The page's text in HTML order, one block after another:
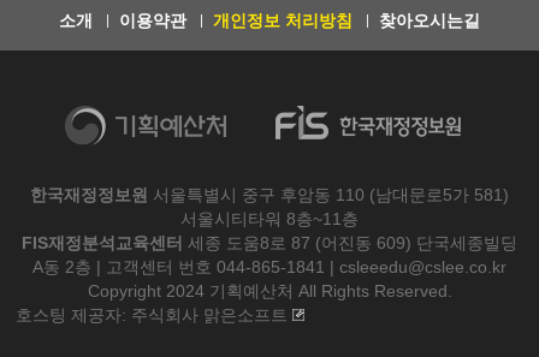
소개 이용약관 개인정보 처리방침 찾아오시는길
한국재정정보원 서울특별시 중구 후암동 110 (남대문로5가 581)
서울시티타워 8층~11층
FIS재정분석교육센터 세종 도움8로 87 (어진동 609) 단국세종빌딩
A동 2층 | 고객센터 번호 044-865-1841 | csleeedu@cslee.co.kr
Copyright 2024 기획예산처 All Rights Reserved.
호스팅 제공자: 주식회사 맑은소프트